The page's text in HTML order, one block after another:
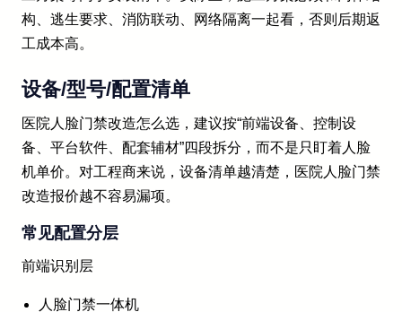
构、逃生要求、消防联动、网络隔离一起看，否则后期返
工成本高。
设备/型号/配置清单
医院人脸门禁改造怎么选，建议按“前端设备、控制设
备、平台软件、配套辅材”四段拆分，而不是只盯着人脸
机单价。对工程商来说，设备清单越清楚，医院人脸门禁
改造报价越不容易漏项。
常见配置分层
前端识别层
人脸门禁一体机